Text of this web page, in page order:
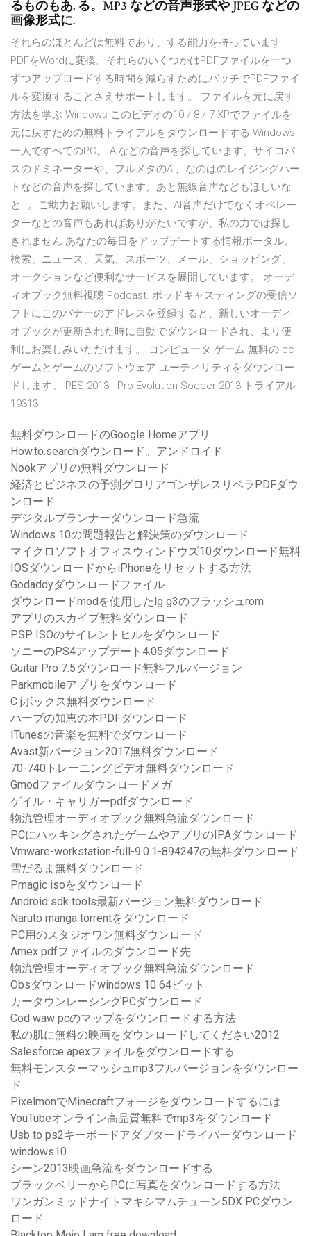
るものもあ. る。MP3 などの音声形式や JPEG などの
画像形式に.
それらのほとんどは無料であり、する能力を持っています
PDFをWordに変換。それらのいくつかはPDFファイルを一つ
ずつアップロードする時間を減らすためにバッチでPDFファイ
ルを変換することさえサポートします。 ファイルを元に戻す
方法を学ぶ Windows このビデオの10 / 8 / 7 XPでファイルを
元に戻すための無料トライアルをダウンロードする Windows
一人ですべてのPC。 AIなどの音声を探しています。サイコパ
スのドミネーターや、フルメタのAI、なのはのレイジングハー
トなどの音声を探しています。あと無線音声などもほしいな
と…。ご助力お願いします。また、AI音声だけでなくオペレー
ターなどの音声もあればありがたいですが、私の力では探し
きれません あなたの毎日をアップデートする情報ポータル。
検索、ニュース、天気、スポーツ、メール、ショッピング、
オークションなど便利なサービスを展開しています。 オーデ
ィオブック無料視聴 Podcast. ポッドキャスティングの受信ソ
フトにこのバナーのアドレスを登録すると、新しいオーディ
オブックが更新された時に自動でダウンロードされ、より便
利にお楽しみいただけます。 コンピュータ ゲーム 無料の pc
ゲームとゲームのソフトウェア ユーティリティをダウンロー
ドします。 PES 2013 - Pro Evolution Soccer 2013 トライアル
19313
無料ダウンロードのGoogle Homeアプリ
How.to.searchダウンロード。アンドロイド
Nookアプリの無料ダウンロード
経済とビジネスの予測グロリアゴンザレスリベラPDFダウ
ンロード
デジタルプランナーダウンロード急流
Windows 10の問題報告と解決策のダウンロード
マイクロソフトオフィスウィンドウズ10ダウンロード無料
IOSダウンロードからiPhoneをリセットする方法
Godaddyダウンロードファイル
ダウンロードmodを使用したlg g3のフラッシュrom
アプリのスカイプ無料ダウンロード
PSP ISOのサイレントヒルをダウンロード
ソニーのPS4アップデート4.05ダウンロード
Guitar Pro 7.5ダウンロード無料フルバージョン
Parkmobileアプリをダウンロード
C jボックス無料ダウンロード
ハーブの知恵の本PDFダウンロード
ITunesの音楽を無料でダウンロード
Avast新バージョン2017無料ダウンロード
70-740トレーニングビデオ無料ダウンロード
Gmodファイルダウンロードメガ
ゲイル・キャリガーpdfダウンロード
物流管理オーディオブック無料急流ダウンロード
PCにハッキングされたゲームやアプリのIPAダウンロード
Vmware-workstation-full-9.0.1-894247の無料ダウンロード
雪だるま無料ダウンロード
Pmagic isoをダウンロード
Android sdk tools最新バージョン無料ダウンロード
Naruto manga torrentをダウンロード
PC用のスタジオワン無料ダウンロード
Amex pdfファイルのダウンロード先
物流管理オーディオブック無料急流ダウンロード
Obsダウンロードwindows 10 64ビット
カータウンレーシングPCダウンロード
Cod waw pcのマップをダウンロードする方法
私の肌に無料の映画をダウンロードしてください2012
Salesforce apexファイルをダウンロードする
無料モンスターマッシュmp3フルバージョンをダウンロー
ド
PixelmonでMinecraftフォージをダウンロードするには
YouTubeオンライン高品質無料でmp3をダウンロード
Usb to ps2キーボードアダプタードライバーダウンロード
windows10
シーン2013映画急流をダウンロードする
ブラックベリーからPCに写真をダウンロードする方法
ワンガンミッドナイトマキシマムチューン5DX PCダウン
ロード